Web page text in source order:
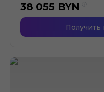
38 055 BYN